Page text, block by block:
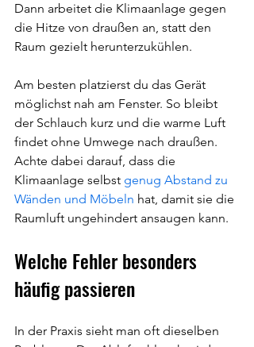
Dann arbeitet die Klimaanlage gegen
die Hitze von draußen an, statt den
Raum gezielt herunterzukühlen.
Am besten platzierst du das Gerät
möglichst nah am Fenster. So bleibt
der Schlauch kurz und die warme Luft
findet ohne Umwege nach draußen.
Achte dabei darauf, dass die
Klimaanlage selbst genug Abstand zu
Wänden und Möbeln hat, damit sie die
Raumluft ungehindert ansaugen kann.
Welche Fehler besonders
häufig passieren
In der Praxis sieht man oft dieselben